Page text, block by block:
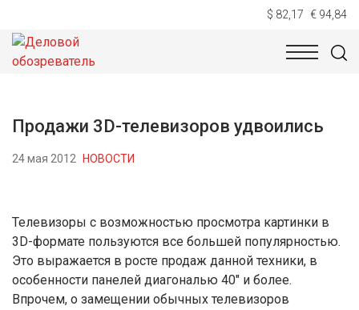
$ 82,17 € 94,84
НОВОСТИ
Продажи 3D-телевизоров удвоились
24 мая 2012 НОВОСТИ
Телевизоры с возможностью просмотра картинки в
3D-формате пользуются все большей популярностью.
Это выражается в росте продаж данной техники, в
особенности панелей диагональю 40″ и более.
Впрочем, о замещении обычных телевизоров